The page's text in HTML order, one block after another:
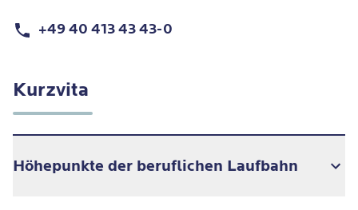
+49 40 413 43 43-0
Kurzvita
Höhepunkte der beruflichen Laufbahn